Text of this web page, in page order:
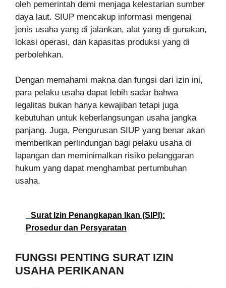
oleh pemerintah demi menjaga kelestarian sumber
daya laut. SIUP mencakup informasi mengenai
jenis usaha yang di jalankan, alat yang di gunakan,
lokasi operasi, dan kapasitas produksi yang di
perbolehkan.
Dengan memahami makna dan fungsi dari izin ini,
para pelaku usaha dapat lebih sadar bahwa
legalitas bukan hanya kewajiban tetapi juga
kebutuhan untuk keberlangsungan usaha jangka
panjang. Juga, Pengurusan SIUP yang benar akan
memberikan perlindungan bagi pelaku usaha di
lapangan dan meminimalkan risiko pelanggaran
hukum yang dapat menghambat pertumbuhan
usaha.
Surat Izin Penangkapan Ikan (SIPI):
Prosedur dan Persyaratan
FUNGSI PENTING SURAT IZIN
USAHA PERIKANAN